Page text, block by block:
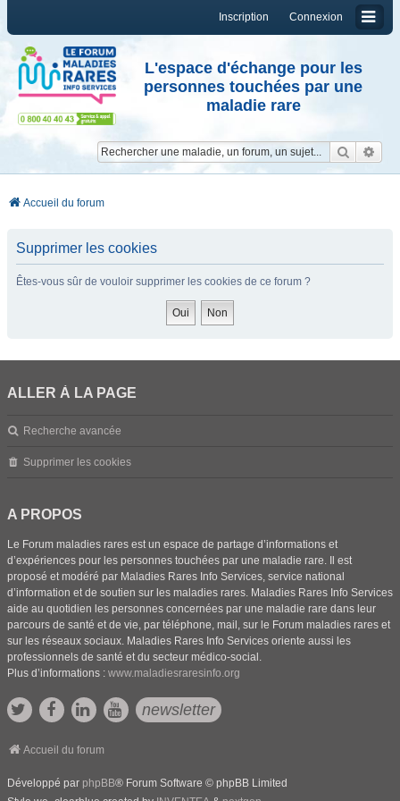
Connexion
Inscription
L'espace d'échange pour les
personnes touchées par une
maladie rare
Accueil du forum
Supprimer les cookies
Êtes-vous sûr de vouloir supprimer les cookies de ce forum ?
ALLER À LA PAGE
Recherche avancée
Supprimer les cookies
A PROPOS
Le Forum maladies rares est un espace de partage d’informations et
d’expériences pour les personnes touchées par une maladie rare. Il est
proposé et modéré par Maladies Rares Info Services, service national
d’information et de soutien sur les maladies rares. Maladies Rares Info Services
aide au quotidien les personnes concernées par une maladie rare dans leur
parcours de santé et de vie, par téléphone, mail, sur le Forum maladies rares et
sur les réseaux sociaux. Maladies Rares Info Services oriente aussi les
professionnels de santé et du secteur médico-social.
Plus d’informations : www.maladiesraresinfo.org
newsletter
Accueil du forum
Développé par phpBB® Forum Software © phpBB Limited